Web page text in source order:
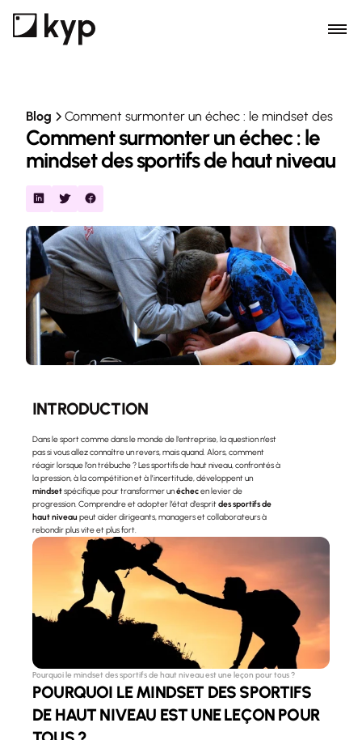
Blog Comment surmonter un échec : le mindset des
Comment surmonter un échec : le
mindset des sportifs de haut niveau
INTRODUCTION
Dans le sport comme dans le monde de l’entreprise, la question n’est
pas si vous allez connaître un revers, mais quand. Alors, comment
réagir lorsque l’on trébuche ? Les sportifs de haut niveau, confrontés à
mindset spécifique pour transformer un échec en levier de
progression. Comprendre et adopter l’état d’esprit des sportifs de
haut niveau peut aider dirigeants, managers et collaborateurs à
rebondir plus vite et plus fort.
Pourquoi le mindset des sportifs de haut niveau est une leçon pour tous ?
POURQUOI LE MINDSET DES SPORTIFS
DE HAUT NIVEAU EST UNE LEÇON POUR